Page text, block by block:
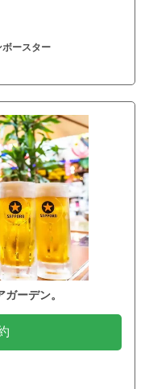
ースター
ーデン。